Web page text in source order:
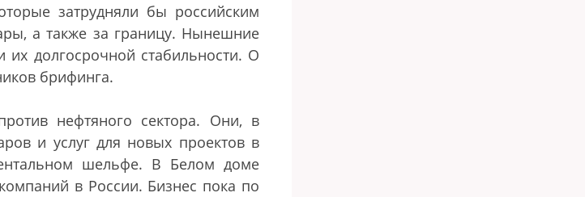
затрудняли бы российским
а также за границу. Нынешние
их долгосрочной стабильности. О
брифинга.
нефтяного сектора. Они, в
и услуг для новых проектов в
шельфе. В Белом доме
в России. Бизнес пока по